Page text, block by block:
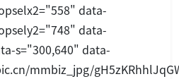
data-
data-
s="300,640" data-
mmbiz_jpg/